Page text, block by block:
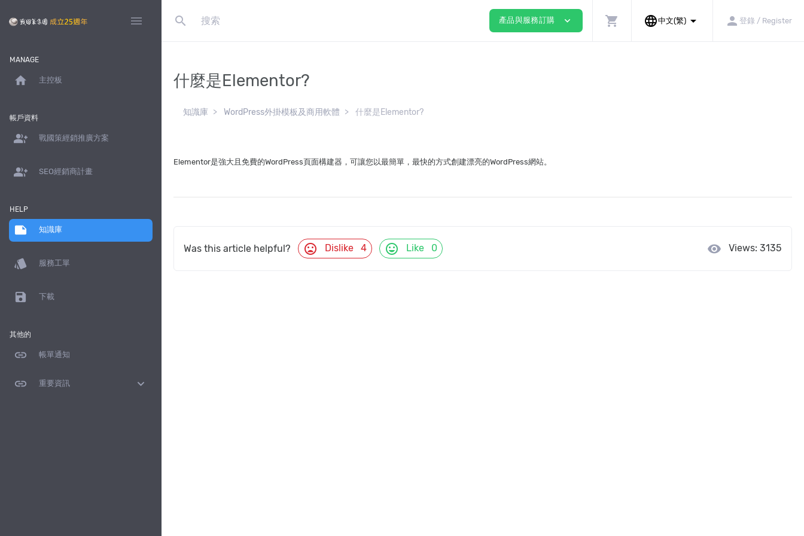
menu search 產品與服務訂購 expand_more shopping_cart language中文(繁) arrow_drop_down person 登錄 / Register
MANAGE
home 主控板
帳戶資料
group_add 戰國策經銷推廣方案
group_add SEO經銷商計畫
HELP
note 知識庫
style 服務工單
save 下載
其他的
link 帳單通知
link 重要資訊 expand_more
什麼是Elementor?
知識庫 WordPress外掛模板及商用軟體 什麼是Elementor?
Elementor是強大且免費的WordPress頁面構建器，可讓您以最簡單，最快的方式創建漂亮的WordPress網站。
Was this article helpful? mood_bad Dislike 4 mood Like 0 visibility Views: 3135